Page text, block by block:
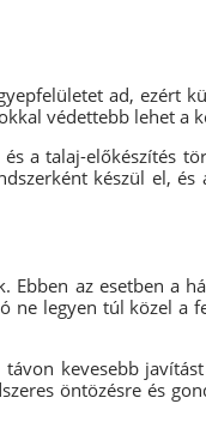
ad, ezért
védettebb lehet a
a talaj-előkészítés
készül el, és
az esetben a
legyen túl közel a
kevesebb
öntözésre és